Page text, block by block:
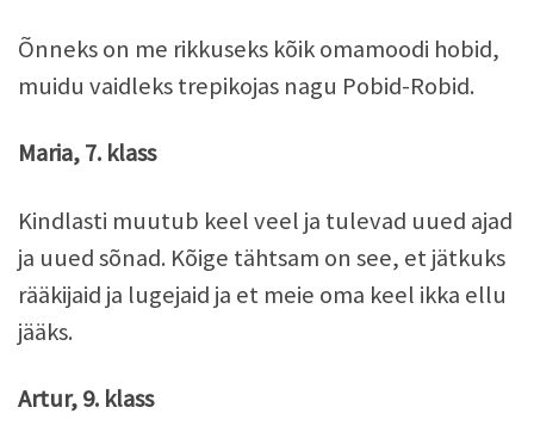
Õnneks on me rikkuseks kõik omamoodi hobid,
muidu vaidleks trepikojas nagu Pobid-Robid.
Maria, 7. klass
Kindlasti muutub keel veel ja tulevad uued ajad
ja uued sõnad. Kõige tähtsam on see, et jätkuks
rääkijaid ja lugejaid ja et meie oma keel ikka ellu
jääks.
Artur, 9. klass